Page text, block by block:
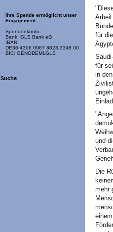
Ihre Spende ermöglicht unser
Engagement
Spendenkonto:
Bank: GLS Bank eG
IBAN:
DE36 4306 0967 8023 3348 00
BIC: GENODEM1GLS
Suche
für
für
in
und
Die
mehr